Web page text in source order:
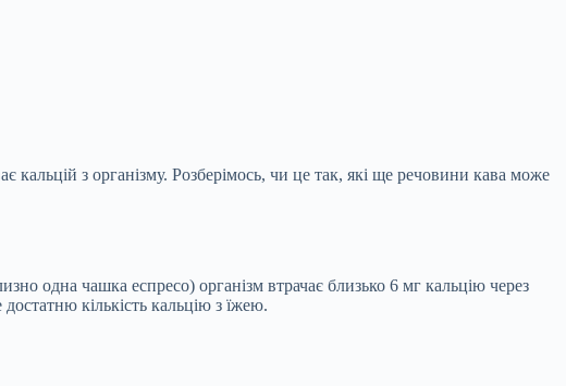
з організму. Розберімось, чи це так, які ще речовини кава може
одна чашка еспресо) організм втрачає близько 6 мг кальцію через
кількість кальцію з їжею.